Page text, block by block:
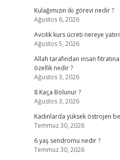
Kulağımızın iki görevi nedir ?
Ağustos 6, 2026
Avcılık kurs ücreti nereye
Ağustos 5, 2026
Allah tarafından insan
özellik nedir ?
Ağustos 3, 2026
8 Kaça Bolunur ?
Ağustos 3, 2026
Kadınlarda yüksek östrojen
Temmuz 30, 2026
6 yaş sendromu nedir ?
Temmuz 30, 2026